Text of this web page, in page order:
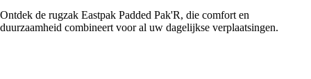
Ontdek de rugzak Eastpak Padded Pak'R, die comfort en
duurzaamheid combineert voor al uw dagelijkse verplaatsingen.